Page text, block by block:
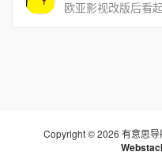
Copyright © 2026 有意思导